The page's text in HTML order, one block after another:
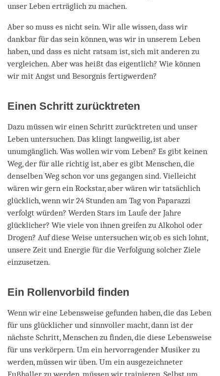
unser Leben erträglich zu machen.
Aber so muss es nicht sein. Wir alle wissen, dass wir
dankbar für das sein können, was wir in unserem Leben
haben, und dass es nicht ratsam ist, sich mit anderen zu
vergleichen. Aber was heißt das eigentlich? Wie können
wir mit Angst und Besorgnis fertigwerden?
Einen Schritt zurücktreten
Dazu müssen wir einen Schritt zurücktreten und unser
Leben untersuchen. Das klingt langweilig, ist aber
unumgänglich. Was wollen wir vom Leben? Es gibt keinen
Weg, der für alle richtig ist, aber es gibt Menschen, die
denselben Weg schon vor uns gegangen sind. Vielleicht
wären wir gern ein Rockstar, aber wären wir tatsächlich
glücklich, wenn wir 24 Stunden am Tag von Paparazzi
verfolgt würden? Werden Stars im Laufe der Jahre
glücklicher? Wie viele von ihnen greifen zu Alkohol oder
Drogen? Auf diese Weise untersuchen wir, ob es sich lohnt,
unsere Zeit und Energie für die Verfolgung solcher Ziele
einzusetzen.
Ein Rollenvorbild finden
Wenn wir eine Lebensweise gefunden haben, die das Leben
für uns glücklicher und sinnvoller macht, dann ist der
nächste Schritt, Menschen zu finden, die diese Lebensweise
für uns verkörpern. Um ein hervorragender Musiker zu
werden, müssen wir üben. Um ein ausgezeichneter